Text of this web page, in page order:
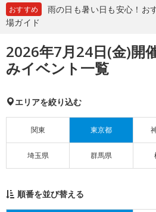
おすすめ
雨の日も暑い日も安心！お
場ガイド
2026年7月24日(金)開
みイベント一覧
エリアを絞り込む
関東 東京都
埼玉県 群馬県
順番を並び替える